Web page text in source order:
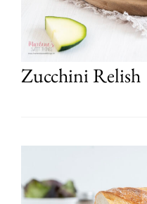
Zucchini Relish